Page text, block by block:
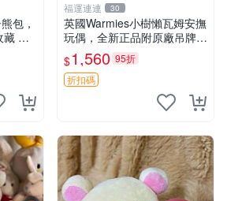
包，
藏 母
福運連連 30
英國Warmies小樹懶瓦姆安撫
玩偶，全新正品附原廠吊牌與
防塵袋，內藏薰衣草可加熱，
適合各個年齡層，冷暖兩用享
受抱抱樂趣，不容錯過嚴選好
$1,560 95折
折扣碼